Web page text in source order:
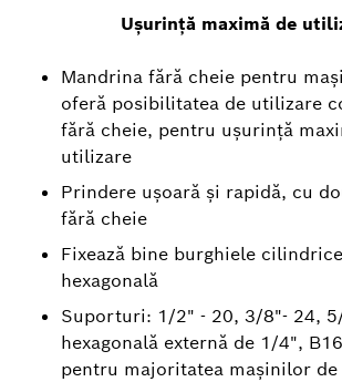
Ușurință maximă de
Mandrina fără cheie pentru
oferă posibilitatea de utilizare
fără cheie, pentru ușurință
utilizare
Prindere ușoară și rapidă, cu
fără cheie
Fixează bine burghiele
hexagonală
Suporturi: 1/2" - 20, 3/8"- 24,
hexagonală externă de 1/4",
pentru majoritatea mașinilor